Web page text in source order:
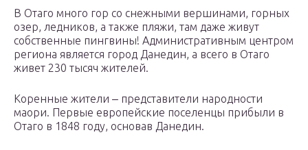
В Отаго много гор со снежными вершинами, горных
озер, ледников, а также пляжи, там даже живут
собственные пингвины! Административным центром
региона является город Данедин, а всего в Отаго
живет 230 тысяч жителей.
Коренные жители ‒ представители народности
маори. Первые европейские поселенцы прибыли в
Отаго в 1848 году, основав Данедин.